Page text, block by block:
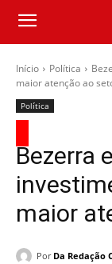
Início Política
maior atenção ao
Política
Bezerra
maior
Por Da Redação